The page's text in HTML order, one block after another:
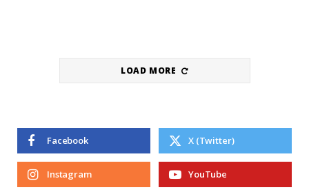
LOAD MORE
Facebook X (Twitter)
Instagram YouTube